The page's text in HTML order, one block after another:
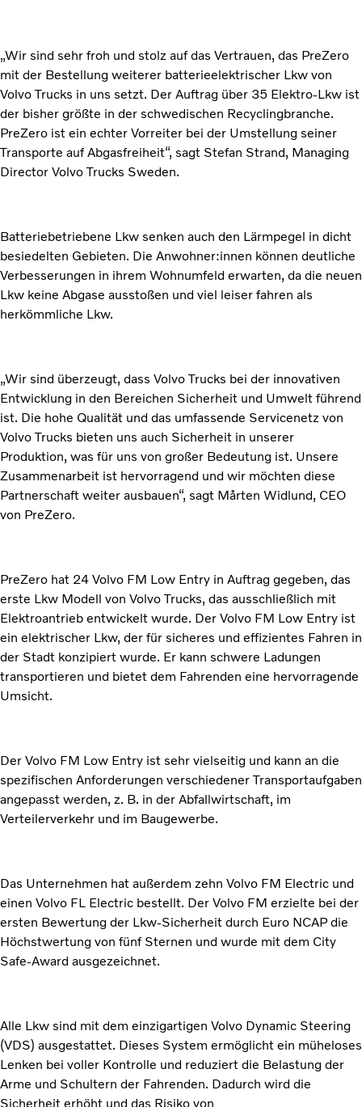
„Wir sind sehr froh und stolz auf das Vertrauen, das PreZero
mit der Bestellung weiterer batterieelektrischer Lkw von
Volvo Trucks in uns setzt. Der Auftrag über 35 Elektro-Lkw ist
der bisher größte in der schwedischen Recyclingbranche.
PreZero ist ein echter Vorreiter bei der Umstellung seiner
Transporte auf Abgasfreiheit“, sagt Stefan Strand, Managing
Director Volvo Trucks Sweden.
Batteriebetriebene Lkw senken auch den Lärmpegel in dicht
besiedelten Gebieten. Die Anwohner:innen können deutliche
Verbesserungen in ihrem Wohnumfeld erwarten, da die neuen
Lkw keine Abgase ausstoßen und viel leiser fahren als
herkömmliche Lkw.
„Wir sind überzeugt, dass Volvo Trucks bei der innovativen
Entwicklung in den Bereichen Sicherheit und Umwelt führend
ist. Die hohe Qualität und das umfassende Servicenetz von
Volvo Trucks bieten uns auch Sicherheit in unserer
Produktion, was für uns von großer Bedeutung ist. Unsere
Zusammenarbeit ist hervorragend und wir möchten diese
Partnerschaft weiter ausbauen“, sagt Mårten Widlund, CEO
von PreZero.
PreZero hat 24 Volvo FM Low Entry in Auftrag gegeben, das
erste Lkw Modell von Volvo Trucks, das ausschließlich mit
Elektroantrieb entwickelt wurde. Der Volvo FM Low Entry ist
ein elektrischer Lkw, der für sicheres und effizientes Fahren in
der Stadt konzipiert wurde. Er kann schwere Ladungen
transportieren und bietet dem Fahrenden eine hervorragende
Umsicht.
Der Volvo FM Low Entry ist sehr vielseitig und kann an die
spezifischen Anforderungen verschiedener Transportaufgaben
angepasst werden, z. B. in der Abfallwirtschaft, im
Verteilerverkehr und im Baugewerbe.
Das Unternehmen hat außerdem zehn Volvo FM Electric und
einen Volvo FL Electric bestellt. Der Volvo FM erzielte bei der
ersten Bewertung der Lkw-Sicherheit durch Euro NCAP die
Höchstwertung von fünf Sternen und wurde mit dem City
Safe-Award ausgezeichnet.
Alle Lkw sind mit dem einzigartigen Volvo Dynamic Steering
(VDS) ausgestattet. Dieses System ermöglicht ein müheloses
Lenken bei voller Kontrolle und reduziert die Belastung der
Arme und Schultern der Fahrenden. Dadurch wird die
Sicherheit erhöht und das Risiko von